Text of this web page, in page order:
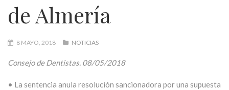
de Almería
8 MAYO, 2018 NOTICIAS
Consejo de Dentistas. 08/05/2018
• La sentencia anula resolución sancionadora por una supuesta